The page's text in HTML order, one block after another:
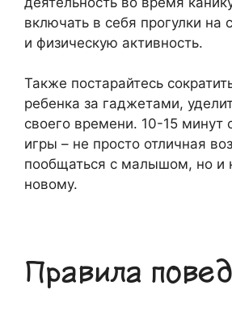
включать в себя прогулки на
и физическую активность.
Также постарайтесь
ребенка за гаджетами,
своего времени. 10-15 минут
игры – не просто отличная
пообщаться с малышом, но и
новому.
Правила